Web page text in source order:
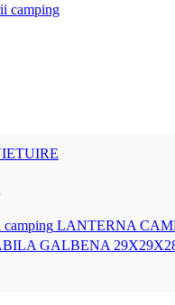
camping
LANTERNA
GALBENA